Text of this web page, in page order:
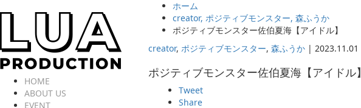
HOME
ABOUT US
EVENT
ホーム
creator, ポジティブモンスター, 森ふうか
ポジティブモンスター佐伯夏海【アイドル】
creator, ポジティブモンスター, 森ふうか | 2023.11.01
ポジティブモンスター佐伯夏海【アイドル】
Tweet
Share